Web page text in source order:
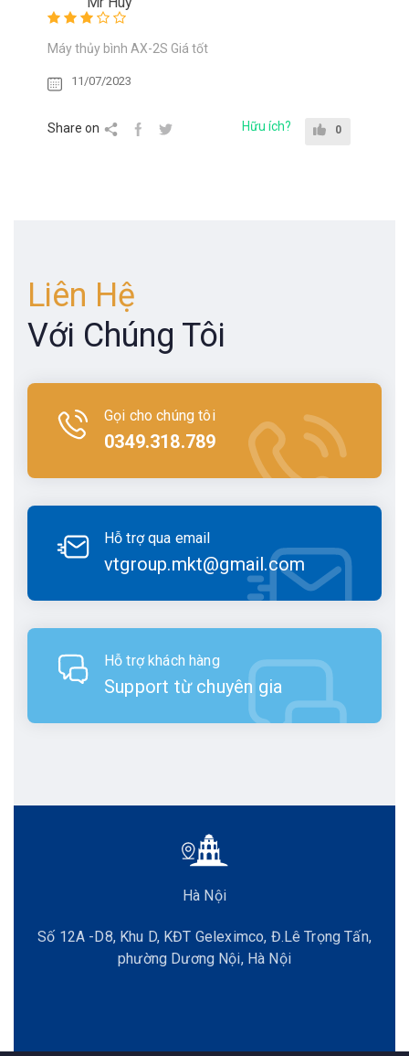
Máy thủy bình AX-2S Giá tốt
11/07/2023
Share on Hữu ích? 0
Liên Hệ
Với Chúng Tôi
Gọi cho chúng tôi
0349.318.789
Hỗ trợ qua email
vtgroup.mkt@gmail.com
Hỗ trợ khách hàng
Support từ chuyên gia
Hà Nội
Số 12A -D8, Khu D, KĐT Geleximco, Đ.Lê Trọng Tấn,
phường Dương Nội, Hà Nội